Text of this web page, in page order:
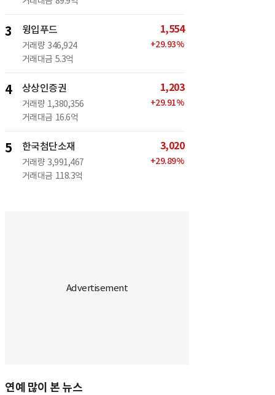
3 윙입푸드
거래량 346,924
거래대금 5.3억
1,554
+29.93%
4 상상인증권
거래량 1,380,356
거래대금 16.6억
1,203
+29.91%
5 한국첨단소재
거래량 3,991,467
거래대금 118.3억
3,020
+29.89%
연예 많이 본 뉴스